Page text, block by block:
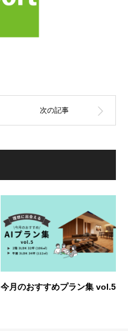
今月のおすすめプラン集 vol.5